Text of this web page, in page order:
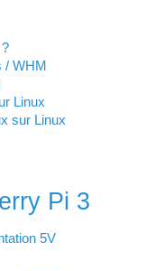
/ WHM
Linux
sur Linux
Pi 3
5V